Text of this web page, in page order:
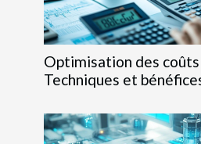
Optimisation des coûts
Techniques et